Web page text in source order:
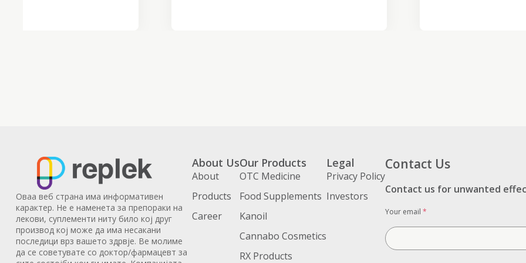
Оваа веб страна има информативен
карактер. Не е наменета за препораки на
лекови, суплементи ниту било кој друг
производ кој може да има несакани
последици врз вашето здрвје. Ве молиме
да се советувате со доктор/фармацевт за
About Us
About
Products
Career
Our Products
OTC Medicine
Food Supplements
Kanoil
Cannabo Cosmetics
RX Products
Legal
Privacy Policy
Investors
Contact Us
Contact us for unwanted
Your email *